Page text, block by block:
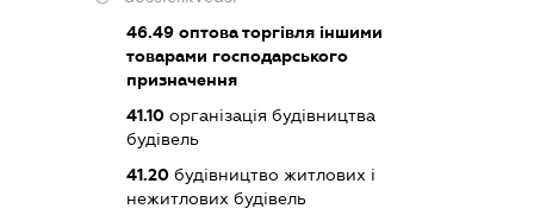
46.49 оптова торгівля іншими
товарами господарського
призначення
41.10 організація будівництва
будівель
41.20 будівництво житлових і
нежитлових будівель